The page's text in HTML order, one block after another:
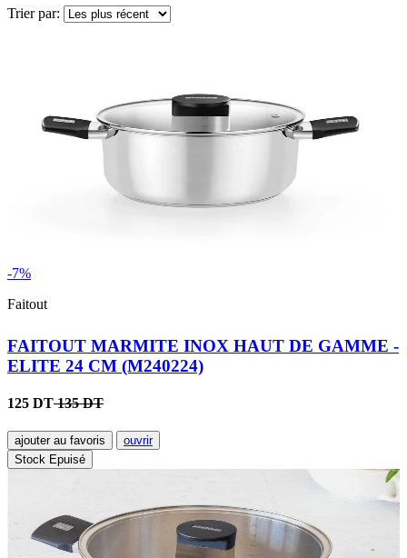
Trier par:
-7%
Faitout
FAITOUT MARMITE INOX HAUT DE GAMME -
ELITE 24 CM (M240224)
125 DT135 DT
ajouter au favoris
ouvrir
Stock Epuisé